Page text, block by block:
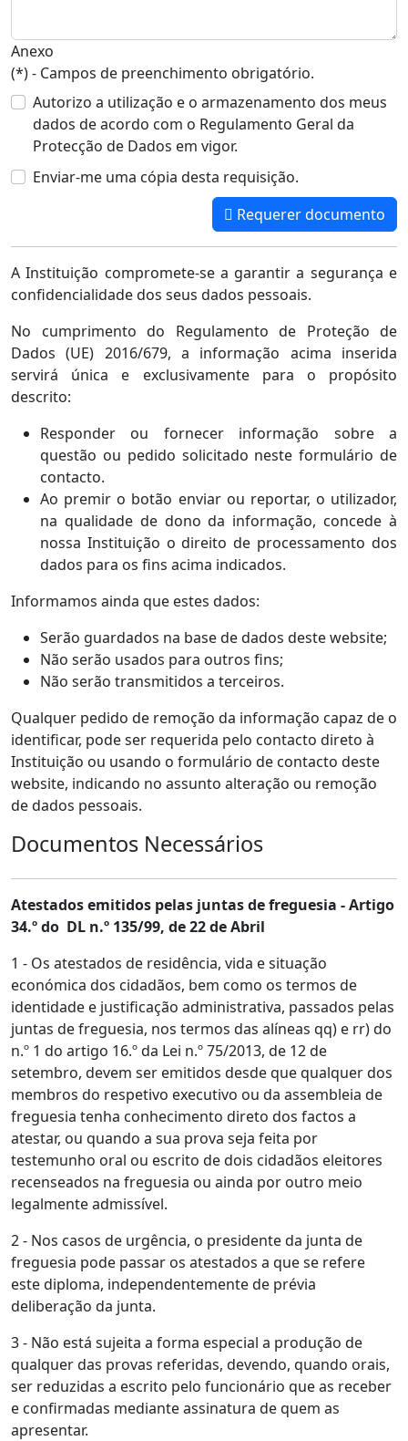
Anexo
(*) - Campos de preenchimento obrigatório.
Autorizo a utilização e o armazenamento dos meus
dados de acordo com o Regulamento Geral da
Protecção de Dados em vigor.
Enviar-me uma cópia desta requisição.
Requerer documento
A Instituição compromete-se a garantir a segurança e
confidencialidade dos seus dados pessoais.
No cumprimento do Regulamento de Proteção de
Dados (UE) 2016/679, a informação acima inserida
servirá única e exclusivamente para o propósito
descrito:
Responder ou fornecer informação sobre a
questão ou pedido solicitado neste formulário de
contacto.
Ao premir o botão enviar ou reportar, o utilizador,
na qualidade de dono da informação, concede à
nossa Instituição o direito de processamento dos
dados para os fins acima indicados.
Informamos ainda que estes dados:
Serão guardados na base de dados deste website;
Não serão usados para outros fins;
Não serão transmitidos a terceiros.
Qualquer pedido de remoção da informação capaz de o
identificar, pode ser requerida pelo contacto direto à
Instituição ou usando o formulário de contacto deste
website, indicando no assunto alteração ou remoção
de dados pessoais.
Documentos Necessários
Atestados emitidos pelas juntas de freguesia - Artigo
34.º do DL n.º 135/99, de 22 de Abril
1 - Os atestados de residência, vida e situação
económica dos cidadãos, bem como os termos de
identidade e justificação administrativa, passados pelas
juntas de freguesia, nos termos das alíneas qq) e rr) do
n.º 1 do artigo 16.º da Lei n.º 75/2013, de 12 de
setembro, devem ser emitidos desde que qualquer dos
membros do respetivo executivo ou da assembleia de
freguesia tenha conhecimento direto dos factos a
atestar, ou quando a sua prova seja feita por
testemunho oral ou escrito de dois cidadãos eleitores
recenseados na freguesia ou ainda por outro meio
legalmente admissível.
2 - Nos casos de urgência, o presidente da junta de
freguesia pode passar os atestados a que se refere
este diploma, independentemente de prévia
deliberação da junta.
3 - Não está sujeita a forma especial a produção de
qualquer das provas referidas, devendo, quando orais,
ser reduzidas a escrito pelo funcionário que as receber
e confirmadas mediante assinatura de quem as
apresentar.